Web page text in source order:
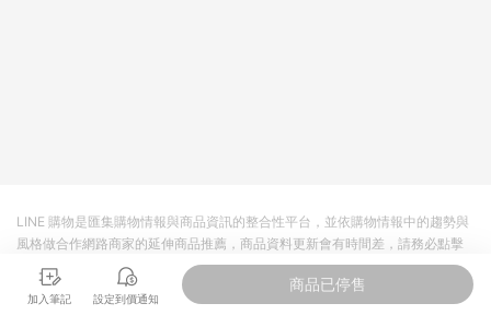
加入筆記 設定到價通知
商品已停售
LINE 購物是匯集購物情報與商品資訊的整合性平台，並依購物情報中的趨勢與
風格做合作網路商家的延伸商品推薦，商品資料更新會有時間差，請務必點擊
商品至各合作網路商家，確認現售價與購物條件，一切資訊以合作廠商網頁為
準。